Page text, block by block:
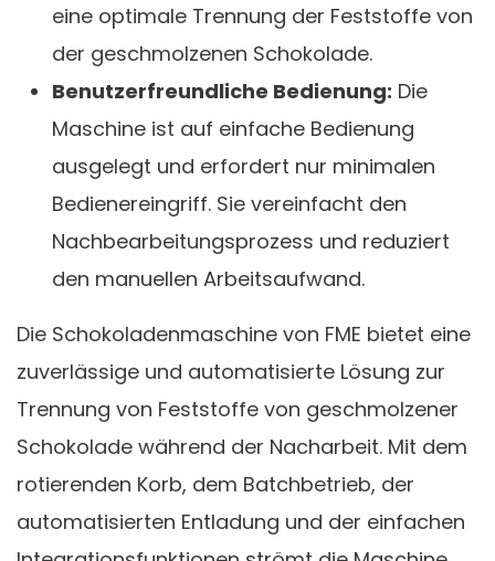
eine optimale Trennung der Feststoffe von
der geschmolzenen Schokolade.
Benutzerfreundliche Bedienung: Die
Maschine ist auf einfache Bedienung
ausgelegt und erfordert nur minimalen
Bedienereingriff. Sie vereinfacht den
Nachbearbeitungsprozess und reduziert
den manuellen Arbeitsaufwand.
Die Schokoladenmaschine von FME bietet eine
zuverlässige und automatisierte Lösung zur
Trennung von Feststoffe von geschmolzener
Schokolade während der Nacharbeit. Mit dem
rotierenden Korb, dem Batchbetrieb, der
automatisierten Entladung und der einfachen